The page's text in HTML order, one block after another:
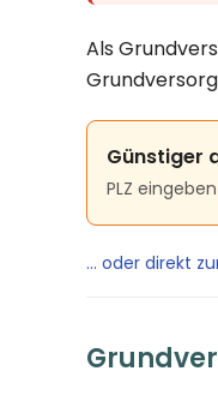
Als
Günstiger
PLZ
… oder direkt